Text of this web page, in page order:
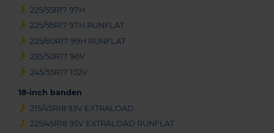
225/55R17 97H
225/55R17 97H RUNFLAT
225/60R17 99H RUNFLAT
235/50R17 96V
245/55R17 102V
18-inch banden
215/45R18 93V EXTRALOAD
225/45R18 95V EXTRALOAD RUNFLAT